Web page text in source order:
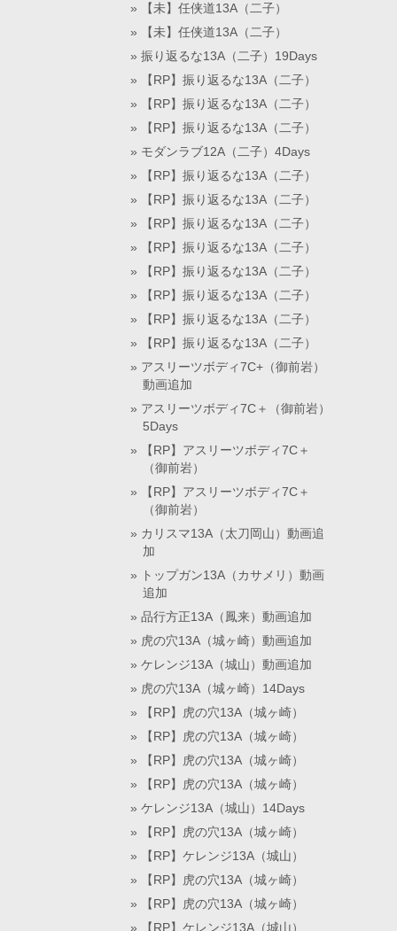
【未】任侠道13A（二子）
【未】任侠道13A（二子）
振り返るな13A（二子）19Days
【RP】振り返るな13A（二子）
【RP】振り返るな13A（二子）
【RP】振り返るな13A（二子）
モダンラブ12A（二子）4Days
【RP】振り返るな13A（二子）
【RP】振り返るな13A（二子）
【RP】振り返るな13A（二子）
【RP】振り返るな13A（二子）
【RP】振り返るな13A（二子）
【RP】振り返るな13A（二子）
【RP】振り返るな13A（二子）
【RP】振り返るな13A（二子）
アスリーツボディ7C+（御前岩）
動画追加
アスリーツボディ7C＋（御前岩）
5Days
【RP】アスリーツボディ7C＋
（御前岩）
【RP】アスリーツボディ7C＋
（御前岩）
カリスマ13A（太刀岡山）動画追
加
トップガン13A（カサメリ）動画
追加
品行方正13A（鳳来）動画追加
虎の穴13A（城ヶ崎）動画追加
ケレンジ13A（城山）動画追加
虎の穴13A（城ヶ崎）14Days
【RP】虎の穴13A（城ヶ崎）
【RP】虎の穴13A（城ヶ崎）
【RP】虎の穴13A（城ヶ崎）
【RP】虎の穴13A（城ヶ崎）
ケレンジ13A（城山）14Days
【RP】虎の穴13A（城ヶ崎）
【RP】ケレンジ13A（城山）
【RP】虎の穴13A（城ヶ崎）
【RP】虎の穴13A（城ヶ崎）
【RP】ケレンジ13A（城山）